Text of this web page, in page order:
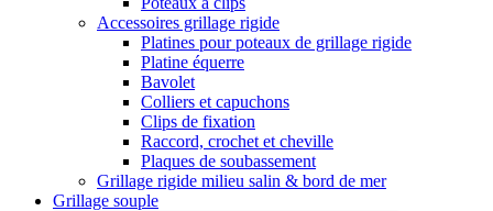
Accessoires grillage rigide
Platines pour poteaux de grillage rigide
Platine équerre
Bavolet
Colliers et capuchons
Clips de fixation
Raccord, crochet et cheville
Plaques de soubassement
Grillage rigide milieu salin & bord de mer
Grillage souple